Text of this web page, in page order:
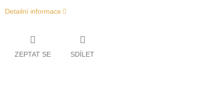
Detailní informace
ZEPTAT SE SDÍLET